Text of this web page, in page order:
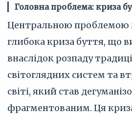
Головна проблема: криза
Центральною проблемою
глибока криза буття, що
внаслідок розпаду
світоглядних систем та
світі, який став
фрагментованим. Ця